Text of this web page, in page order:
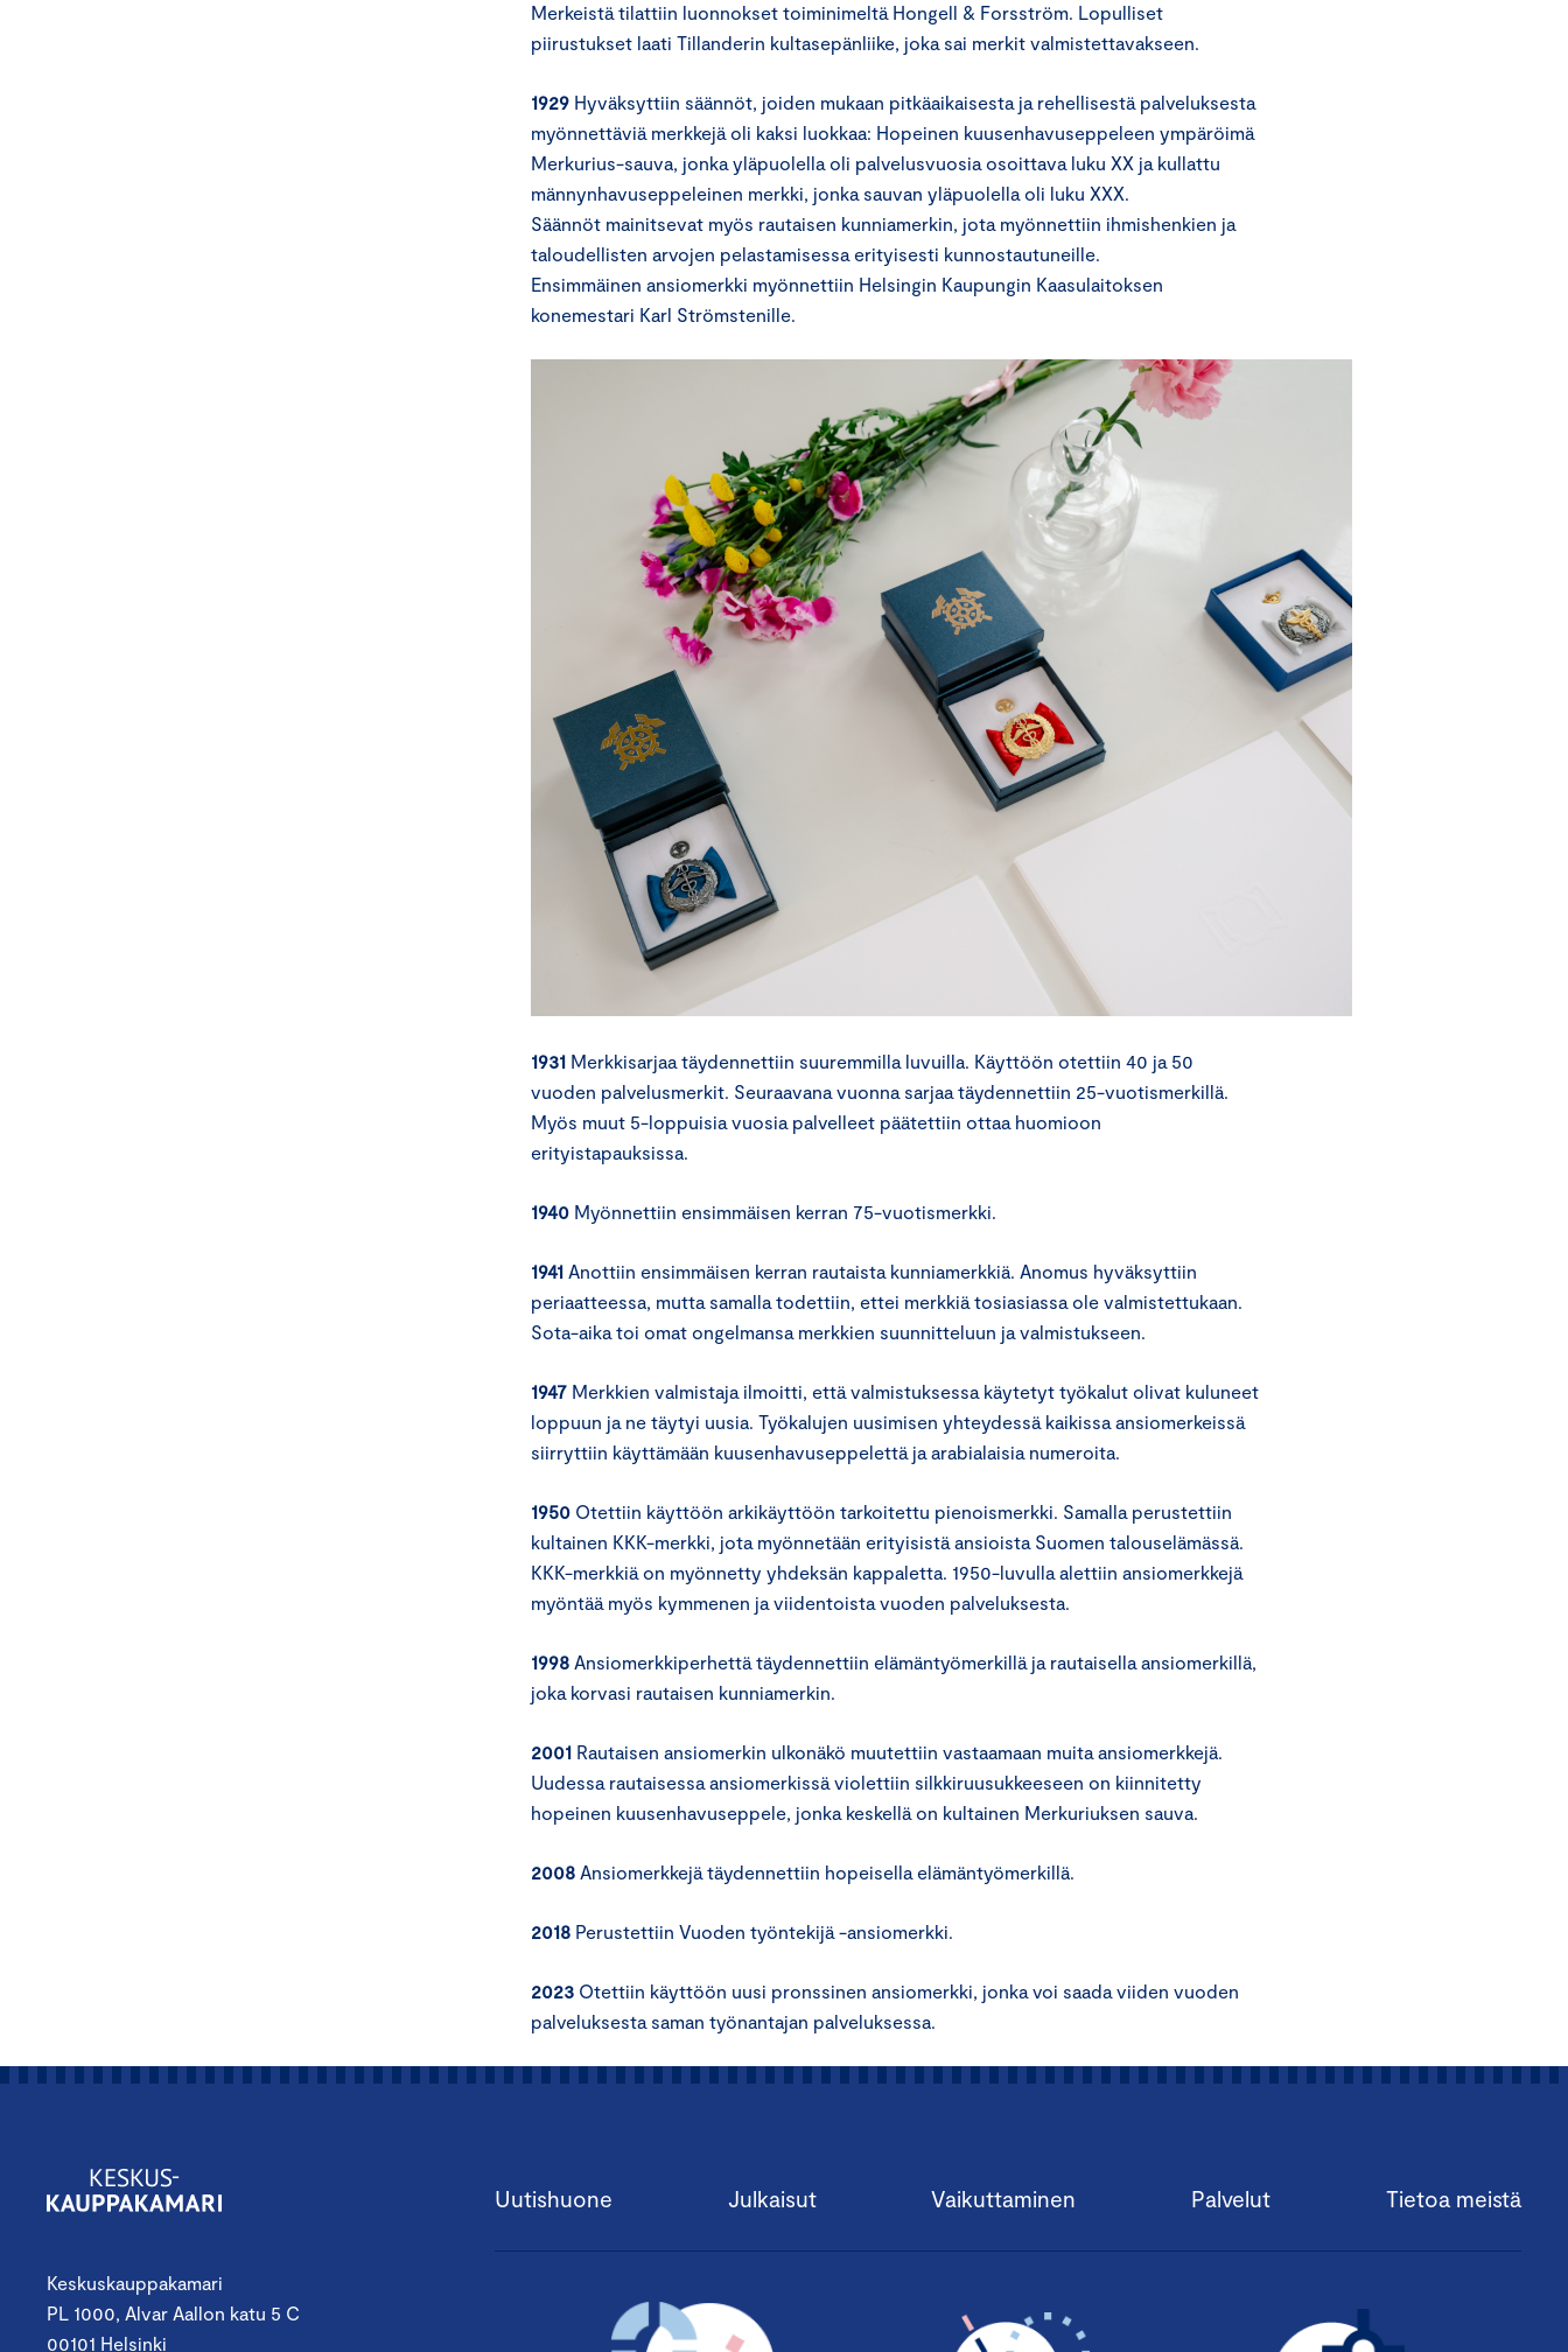
Merkeistä tilattiin luonnokset toiminimeltä Hongell & Forsström. Lopulliset
piirustukset laati Tillanderin kultasepänliike, joka sai merkit valmistettavakseen.
1929 Hyväksyttiin säännöt, joiden mukaan pitkäaikaisesta ja rehellisestä palveluksesta
myönnettäviä merkkejä oli kaksi luokkaa: Hopeinen kuusenhavuseppeleen ympäröimä
Merkurius-sauva, jonka yläpuolella oli palvelusvuosia osoittava luku XX ja kullattu
männynhavuseppeleinen merkki, jonka sauvan yläpuolella oli luku XXX.
Säännöt mainitsevat myös rautaisen kunniamerkin, jota myönnettiin ihmishenkien ja
taloudellisten arvojen pelastamisessa erityisesti kunnostautuneille.
Ensimmäinen ansiomerkki myönnettiin Helsingin Kaupungin Kaasulaitoksen
konemestari Karl Strömstenille.
1931 Merkkisarjaa täydennettiin suuremmilla luvuilla. Käyttöön otettiin 40 ja 50
vuoden palvelusmerkit. Seuraavana vuonna sarjaa täydennettiin 25-vuotismerkillä.
Myös muut 5-loppuisia vuosia palvelleet päätettiin ottaa huomioon
erityistapauksissa.
1940 Myönnettiin ensimmäisen kerran 75-vuotismerkki.
1941 Anottiin ensimmäisen kerran rautaista kunniamerkkiä. Anomus hyväksyttiin
periaatteessa, mutta samalla todettiin, ettei merkkiä tosiasiassa ole valmistettukaan.
Sota-aika toi omat ongelmansa merkkien suunnitteluun ja valmistukseen.
1947 Merkkien valmistaja ilmoitti, että valmistuksessa käytetyt työkalut olivat kuluneet
loppuun ja ne täytyi uusia. Työkalujen uusimisen yhteydessä kaikissa ansiomerkeissä
siirryttiin käyttämään kuusenhavuseppelettä ja arabialaisia numeroita.
1950 Otettiin käyttöön arkikäyttöön tarkoitettu pienoismerkki. Samalla perustettiin
kultainen KKK-merkki, jota myönnetään erityisistä ansioista Suomen talouselämässä.
KKK-merkkiä on myönnetty yhdeksän kappaletta. 1950-luvulla alettiin ansiomerkkejä
myöntää myös kymmenen ja viidentoista vuoden palveluksesta.
1998 Ansiomerkkiperhettä täydennettiin elämäntyömerkillä ja rautaisella ansiomerkillä,
joka korvasi rautaisen kunniamerkin.
2001 Rautaisen ansiomerkin ulkonäkö muutettiin vastaamaan muita ansiomerkkejä.
Uudessa rautaisessa ansiomerkissä violettiin silkkiruusukkeeseen on kiinnitetty
hopeinen kuusenhavuseppele, jonka keskellä on kultainen Merkuriuksen sauva.
2008 Ansiomerkkejä täydennettiin hopeisella elämäntyömerkillä.
2018 Perustettiin Vuoden työntekijä -ansiomerkki.
2023 Otettiin käyttöön uusi pronssinen ansiomerkki, jonka voi saada viiden vuoden
palveluksesta saman työnantajan palveluksessa.
Keskuskauppakamari
PL 1000, Alvar Aallon katu 5 C
00101 Helsinki
Uutishuone Julkaisut Vaikuttaminen Palvelut Tietoa meistä